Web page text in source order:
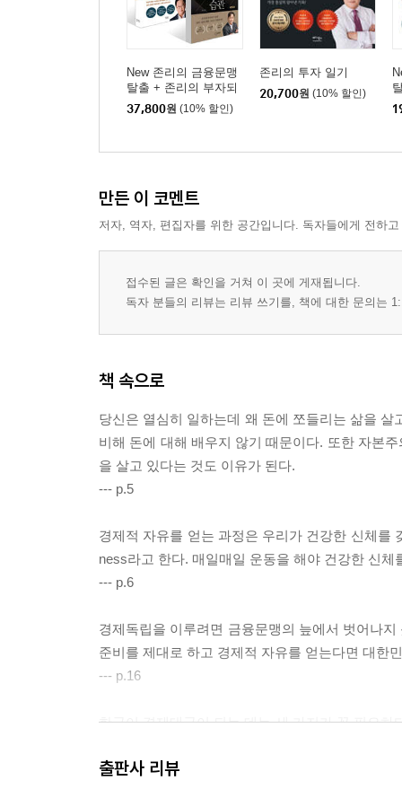
New 존리의 금융문맹
탈출 + 존리의 부자되
기 습관 세트
37,800원 (10% 할인)
존리의 투자 일기
20,700원 (10% 할인)
만든 이 코멘트
저자, 역자, 편집자를 위한 공간입니다. 독자들에게 전하
접수된 글은 확인을 거쳐 이 곳에 게재됩니다.
독자 분들의 리뷰는 리뷰 쓰기를, 책에 대한 문의는
책 속으로
당신은 열심히 일하는데 왜 돈에 쪼들리는 삶을
비해 돈에 대해 배우지 않기 때문이다. 또한 자본
을 살고 있다는 것도 이유가 된다.
--- p.5
경제적 자유를 얻는 과정은 우리가 건강한 신체를
ness라고 한다. 매일매일 운동을 해야 건강한 신
--- p.6
경제독립을 이루려면 금융문맹의 늪에서 벗어나
준비를 제대로 하고 경제적 자유를 얻는다면 대한
--- p.16
한국이 경제대국이 되는 데는 세 가지가 꼭 필요
--- p.20
출판사 리뷰